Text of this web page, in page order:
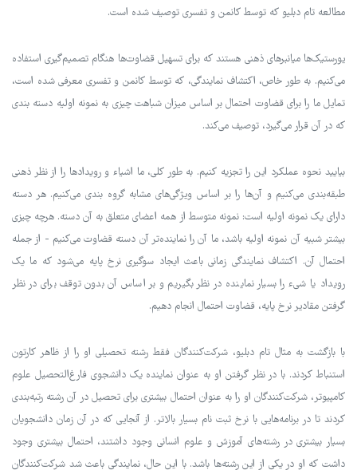
مطالعه تام دبلیو که توسط کانمن و تفسری توصیف شده است.
یورستیک‌ها میانبرهای ذهنی هستند که برای تسهیل قضاوت‌ها هنگام تصمیم‌گیری استفاده
می‌کنیم. به طور خاص، اکتشاف نمایندگی، که توسط کانمن و تفسری معرفی شده است،
تمایل ما را برای قضاوت احتمال بر اساس میزان شباهت چیزی به نمونه اولیه دسته بندی
که در آن قرار می‌گیرد، توصیف می‌کند.
بیایید نحوه عملکرد این را تجزیه کنیم. به طور کلی، ما اشیاء و رویدادها را از نظر ذهنی
طبقه‌بندی می‌کنیم و آن‌ها را بر اساس ویژگی‌های مشابه گروه بندی می‌کنیم. هر دسته
دارای یک نمونه اولیه است: نمونه متوسط از همه اعضای متعلق به آن دسته. هرچه چیزی
بیشتر شبیه آن نمونه اولیه باشد، ما آن را نماینده‌تر آن دسته قضاوت می‌کنیم - از جمله
احتمال آن. اکتشاف نمایندگی زمانی باعث ایجاد سوگیری نرخ پایه می‌شود که ما یک
رویداد یا شیء را بسیار نماینده در نظر بگیریم و بر اساس آن بدون توقف برای در نظر
گرفتن مقادیر نرخ پایه، قضاوت احتمال انجام دهیم.
با بازگشت به مثال تام دبلیو، شرکت‌کنندگان فقط رشته تحصیلی او را از ظاهر کارتون
استنباط کردند. با در نظر گرفتن او به عنوان نماینده یک دانشجوی فارغ‌التحصیل علوم
کامپیوتر، شرکت‌کنندگان او را به عنوان احتمال بیشتری برای تحصیل در آن رشته رتبه‌بندی
کردند تا در برنامه‌هایی با نرخ ثبت نام بسیار بالاتر. از آنجایی که در آن زمان دانشجویان
بسیار بیشتری در رشته‌های آموزش و علوم انسانی وجود داشتند، احتمال بیشتری وجود
داشت که او در یکی از این رشته‌ها باشد. با این حال، نمایندگی باعث شد شرکت‌کنندگان